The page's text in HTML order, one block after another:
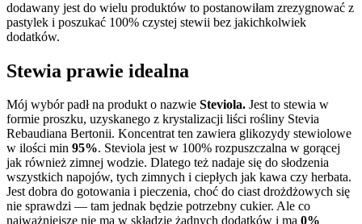
dodawany jest do wielu pro­duk­tów to postanow­iłam zrezyg­nować z
pastylek i poszukać 100% czys­tej stewii bez jakichkol­wiek
dodatków.
Stewia prawie idealna
Mój wybór padł na pro­dukt o nazwie Ste­vi­ola. Jest to stewia w
formie proszku, uzyskanego z krys­tal­iza­cji liści rośliny Ste­via
Rebau­di­ana Bertonii. Kon­cen­trat ten zaw­iera glikozydy stewiolowe
w ilości min 95%. Ste­vi­ola jest w 100% roz­puszczalna w gorącej
jak również zim­nej wodzie. Dlat­ego też nadaje się do słodzenia
wszys­t­kich napo­jów, tych zim­nych i ciepłych jak kawa czy herbata.
Jest dobra do gotowa­nia i pieczenia, choć do ciast drożdżowych się
nie sprawdzi — tam jed­nak będzie potrzebny cukier. Ale co
najważniejsze nie ma w składzie żad­nych dodatków i ma 0%